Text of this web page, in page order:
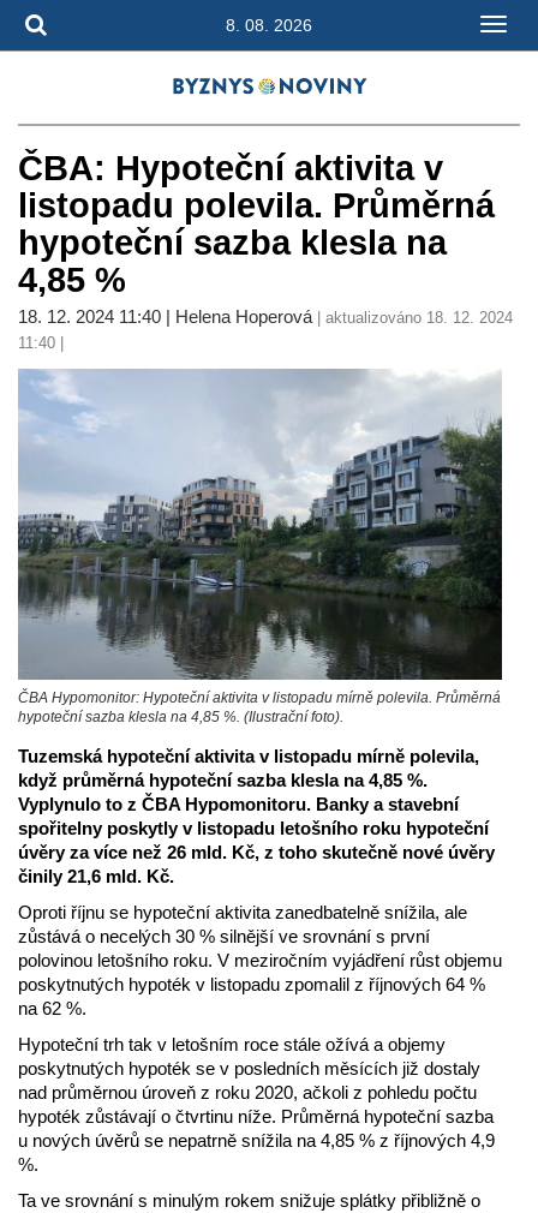
8. 08. 2026
ČBA: Hypoteční aktivita v
listopadu polevila. Průměrná
hypoteční sazba klesla na
4,85 %
18. 12. 2024 11:40 | Helena Hoperová| aktualizováno 18. 12. 2024
11:40 |
ČBA Hypomonitor: Hypoteční aktivita v listopadu mírně polevila. Průměrná
hypoteční sazba klesla na 4,85 %. (Ilustrační foto).
Tuzemská hypoteční aktivita v listopadu mírně polevila,
když průměrná hypoteční sazba klesla na 4,85 %.
Vyplynulo to z ČBA Hypomonitoru. Banky a stavební
spořitelny poskytly v listopadu letošního roku hypoteční
úvěry za více než 26 mld. Kč, z toho skutečně nové úvěry
činily 21,6 mld. Kč.
Oproti říjnu se hypoteční aktivita zanedbatelně snížila, ale
zůstává o necelých 30 % silnější ve srovnání s první
polovinou letošního roku. V meziročním vyjádření růst objemu
poskytnutých hypoték v listopadu zpomalil z říjnových 64 %
na 62 %.
Hypoteční trh tak v letošním roce stále ožívá a objemy
poskytnutých hypoték se v posledních měsících již dostaly
nad průměrnou úroveň z roku 2020, ačkoli z pohledu počtu
hypoték zůstávají o čtvrtinu níže. Průměrná hypoteční sazba
u nových úvěrů se nepatrně snížila na 4,85 % z říjnových 4,9
%.
Ta ve srovnání s minulým rokem snižuje splátky přibližně o